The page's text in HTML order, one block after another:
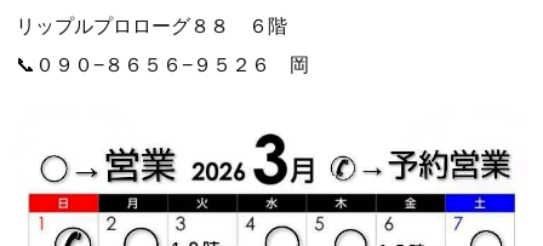
リップルプロローグ８８ ６階
📞０９０−８６５６−９５２６ 岡